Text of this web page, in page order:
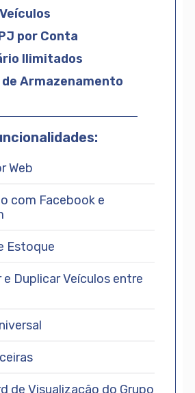
por Conta
Ilimitados
de Armazenamento
Web
com Facebook e
Estoque
Duplicar Veículos entre
de Visualização do Grupo